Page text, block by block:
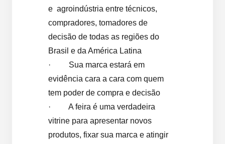
e agroindústria entre técnicos,
compradores, tomadores de
decisão de todas as regiões do
Brasil e da América Latina
· Sua marca estará em
evidência cara a cara com quem
tem poder de compra e decisão
· A feira é uma verdadeira
vitrine para apresentar novos
produtos, fixar sua marca e atingir